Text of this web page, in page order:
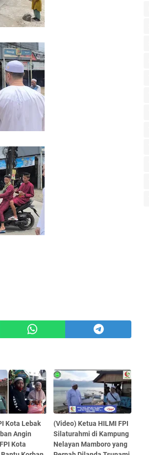
Kota Lebak
Angin
Kota
(Video) Ketua HILMI FPI
Silaturahmi di Kampung
Nelayan Mamboro yang